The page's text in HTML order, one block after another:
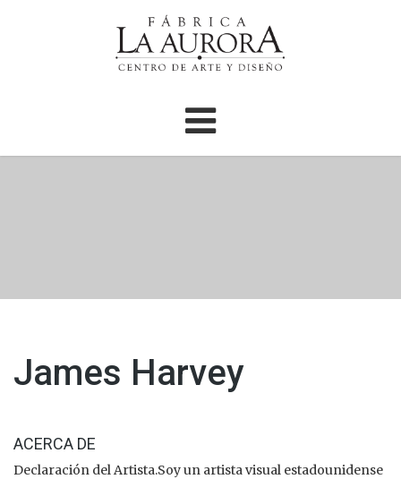
James Harvey
ACERCA DE
Declaración del Artista.Soy un artista visual estadounidense